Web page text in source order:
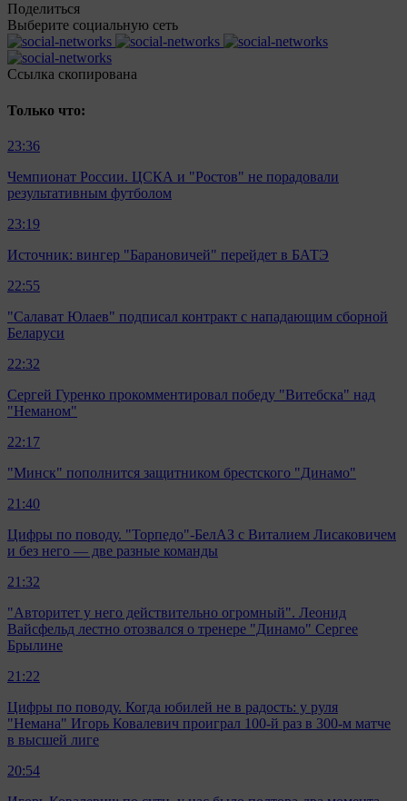
Поделиться
Выберите социальную сеть
Ccылка скопирована
Только что:
23:36
Чемпионат России. ЦСКА и "Ростов" не порадовали
результативным футболом
23:19
Источник: вингер "Барановичей" перейдет в БАТЭ
22:55
"Салават Юлаев" подписал контракт с нападающим сборной
Беларуси
22:32
Сергей Гуренко прокомментировал победу "Витебска" над
"Неманом"
22:17
"Минск" пополнится защитником брестского "Динамо"
21:40
Цифры по поводу. "Торпедо"-БелАЗ с Виталием Лисаковичем
и без него — две разные команды
21:32
"Авторитет у него действительно огромный". Леонид
Вайсфельд лестно отозвался о тренере "Динамо" Сергее
Брылине
21:22
Цифры по поводу. Когда юбилей не в радость: у руля
"Немана" Игорь Ковалевич проиграл 100-й раз в 300-м матче
в высшей лиге
20:54